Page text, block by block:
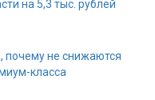
на 5,3 тыс. рублей
почему не снижаются
класса